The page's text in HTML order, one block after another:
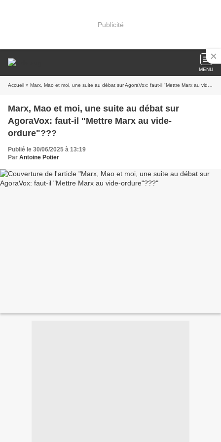
Publicité
MENU
Accueil » Marx, Mao et moi, une suite au débat sur AgoraVox: faut-il "Mettre Marx au vide-ordure"???
Marx, Mao et moi, une suite au débat sur
AgoraVox: faut-il "Mettre Marx au vide-
ordure"???
Publié le 30/06/2025 à 13:19
Par Antoine Potier